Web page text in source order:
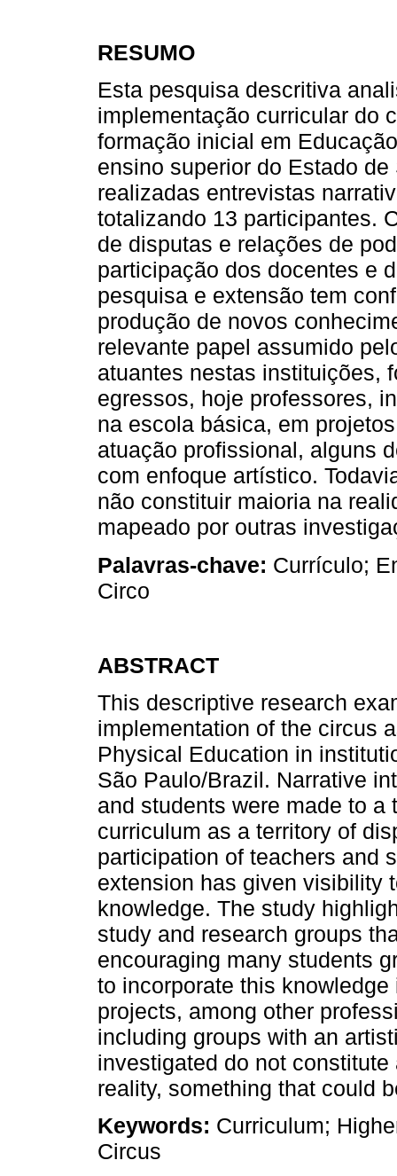
RESUMO
Esta pesquisa descritiva
implementação curricular do
formação inicial em
ensino superior do Estado
realizadas entrevistas
totalizando 13 participantes.
de disputas e relações de
participação dos docentes e
pesquisa e extensão tem
produção de novos
relevante papel assumido
atuantes nestas instituições,
egressos, hoje professores,
na escola básica, em
atuação profissional, alguns
com enfoque artístico.
não constituir maioria na
mapeado por outras
Palavras-chave: Currículo;
Circo
ABSTRACT
This descriptive research
implementation of the circus
Physical Education in
São Paulo/Brazil. Narrative
and students were made to
curriculum as a territory of
participation of teachers and
extension has given visibility
knowledge. The study
study and research groups
encouraging many students
to incorporate this
projects, among other
including groups with an
investigated do not
reality, something that could
Keywords: Curriculum;
Circus